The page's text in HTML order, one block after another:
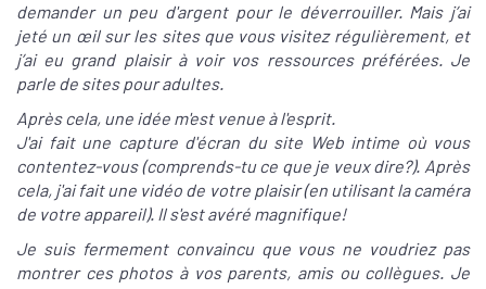
demander un peu d'argent pour le déverrouiller. Mais j’ai
jeté un œil sur les sites que vous visitez régulièrement, et
j’ai eu grand plaisir à voir vos ressources préférées. Je
parle de sites pour adultes.
Après cela, une idée m'est venue à l'esprit.
J'ai fait une capture d'écran du site Web intime où vous
contentez-vous (comprends-tu ce que je veux dire?). Après
cela, j'ai fait une vidéo de votre plaisir (en utilisant la caméra
de votre appareil). Il s'est avéré magnifique!
Je suis fermement convaincu que vous ne voudriez pas
montrer ces photos à vos parents, amis ou collègues. Je